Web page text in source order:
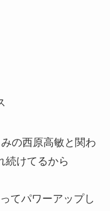
の西原高敏と関わ
続けてるから
てパワーアップし